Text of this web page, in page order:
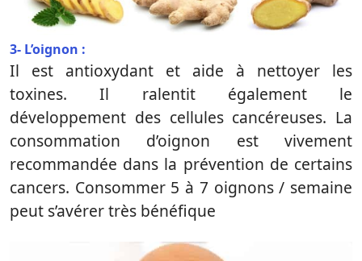
3- L’oignon :
Il est antioxydant et aide à nettoyer les
toxines. Il ralentit également le
développement des cellules cancéreuses. La
consommation d’oignon est vivement
recommandée dans la prévention de certains
cancers. Consommer 5 à 7 oignons / semaine
peut s’avérer très bénéfique